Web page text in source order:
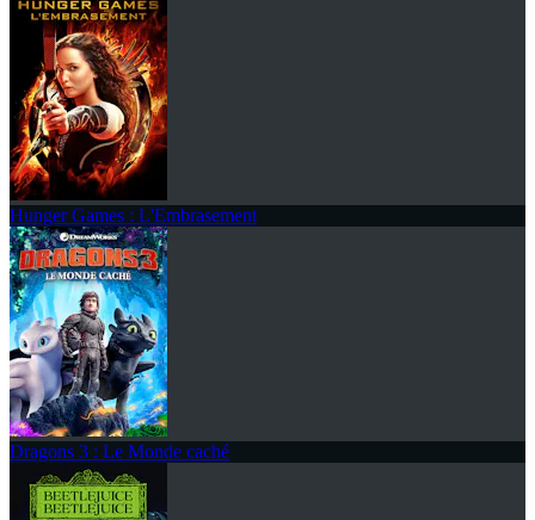
Hunger Games : L'Embrasement
Dragons 3 : Le Monde caché